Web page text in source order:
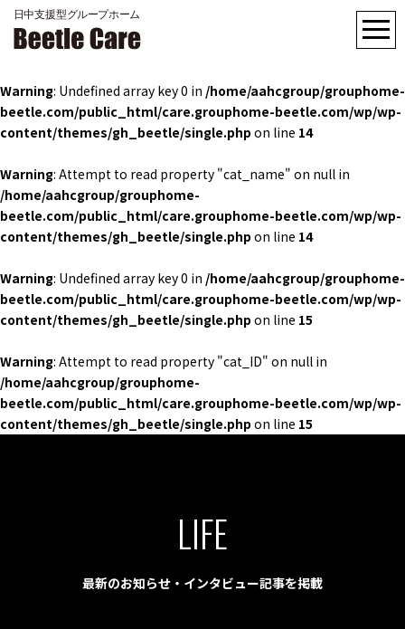
Warning: Undefined array key 0 in /home/aahcgroup/grouphome-
beetle.com/public_html/care.grouphome-beetle.com/wp/wp-
content/themes/gh_beetle/single.php on line 14
Warning: Attempt to read property "cat_name" on null in
/home/aahcgroup/grouphome-
beetle.com/public_html/care.grouphome-beetle.com/wp/wp-
content/themes/gh_beetle/single.php on line 14
Warning: Undefined array key 0 in /home/aahcgroup/grouphome-
beetle.com/public_html/care.grouphome-beetle.com/wp/wp-
content/themes/gh_beetle/single.php on line 15
Warning: Attempt to read property "cat_ID" on null in
/home/aahcgroup/grouphome-
beetle.com/public_html/care.grouphome-beetle.com/wp/wp-
content/themes/gh_beetle/single.php on line 15
LIFE
最新のお知らせ・インタビュー記事を掲載